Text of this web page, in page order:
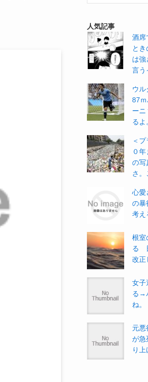
人気記事
酒席
と
は強
言う
ウル
87
ーニ
るよ
＜
０
の写
さ。
心
の暴
考え
根室
る
改正
女子
る→
ね。
元悪
が急
り上